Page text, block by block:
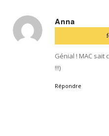
Anna
Génial ! MAC
!!!)
Répondre